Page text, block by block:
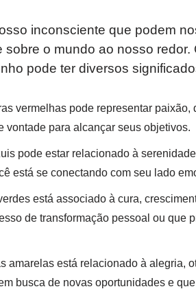
inconsciente que podem
o mundo ao nosso
pode ter diversos
vermelhas pode representar paixão,
vontade para alcançar seus objetivos.
pode estar relacionado à
está se conectando com seu lado
está associado à cura,
de transformação pessoal ou que
amarelas está relacionado à alegria,
busca de novas oportunidades e